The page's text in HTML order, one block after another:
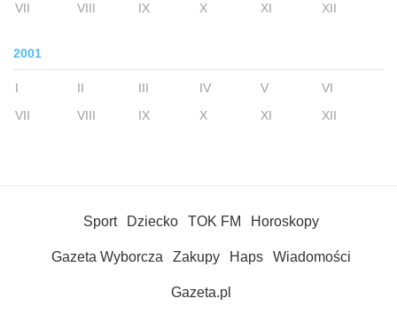
VII
VIII IX X XI XII
2001
I II III IV V
VI
VII
VIII IX X XI XII
Sport Dziecko TOK FM Horoskopy
Gazeta Wyborcza Zakupy Haps Wiadomości
Gazeta.pl